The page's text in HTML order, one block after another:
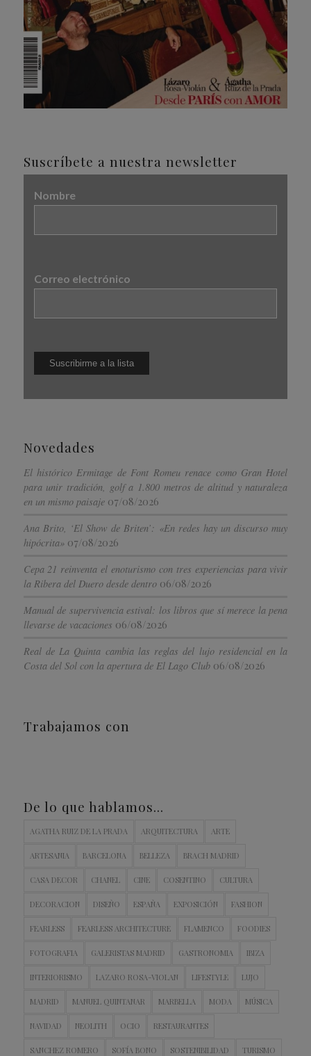
Suscríbete a nuestra newsletter
Nombre
Correo electrónico
Novedades
El histórico Ermitage de Font Romeu renace como Gran Hotel
para unir tradición, golf a 1.800 metros de altitud y naturaleza
en un mismo paisaje 07/08/2026
Ana Brito, ‘El Show de Briten’: «En redes hay un discurso muy
hipócrita» 07/08/2026
Cepa 21 reinventa el enoturismo con tres experiencias para vivir
la Ribera del Duero desde dentro 06/08/2026
Manual de supervivencia estival: los libros que sí merece la pena
llevarse de vacaciones 06/08/2026
Real de La Quinta cambia las reglas del lujo residencial en la
Costa del Sol con la apertura de El Lago Club 06/08/2026
Trabajamos con
De lo que hablamos…
AGATHA RUIZ DE LA PRADA ARQUITECTURA ARTE
ARTESANIA BARCELONA BELLEZA BRACH MADRID
CASA DECOR CHANEL CINE COSENTINO CULTURA
DECORACION DISEÑO ESPAÑA EXPOSICIÓN FASHION
FEARLESS FEARLESS ARCHITECTURE FLAMENCO FOODIES
FOTOGRAFIA GALERISTAS MADRID GASTRONOMIA IBIZA
INTERIORISMO LAZARO ROSA-VIOLAN LIFESTYLE LUJO
MADRID MANUEL QUINTANAR MARBELLA MODA MÚSICA
NAVIDAD NEOLITH OCIO RESTAURANTES
SANCHEZ ROMERO SOFÍA BONO SOSTENIBILIDAD TURISMO